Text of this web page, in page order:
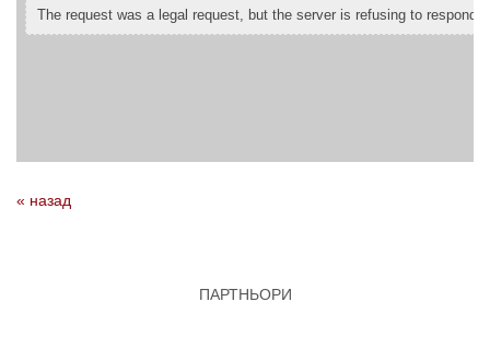
« назад
ПАРТНЬОРИ